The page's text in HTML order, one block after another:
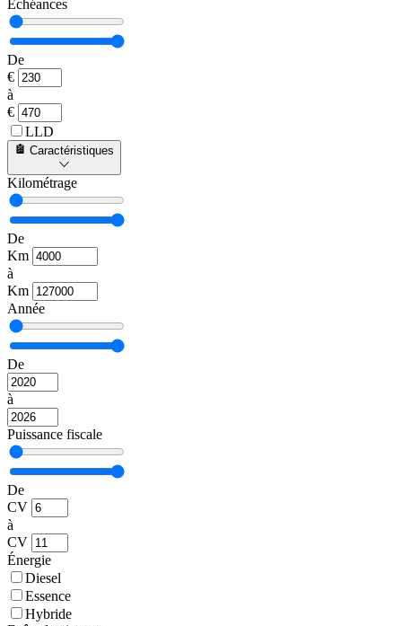
Échéances
De
€
à
€
LLD
Caractéristiques
Kilométrage
De
Km
à
Km
Année
De
à
Puissance fiscale
De
CV
à
CV
Énergie
Diesel
Essence
Hybride